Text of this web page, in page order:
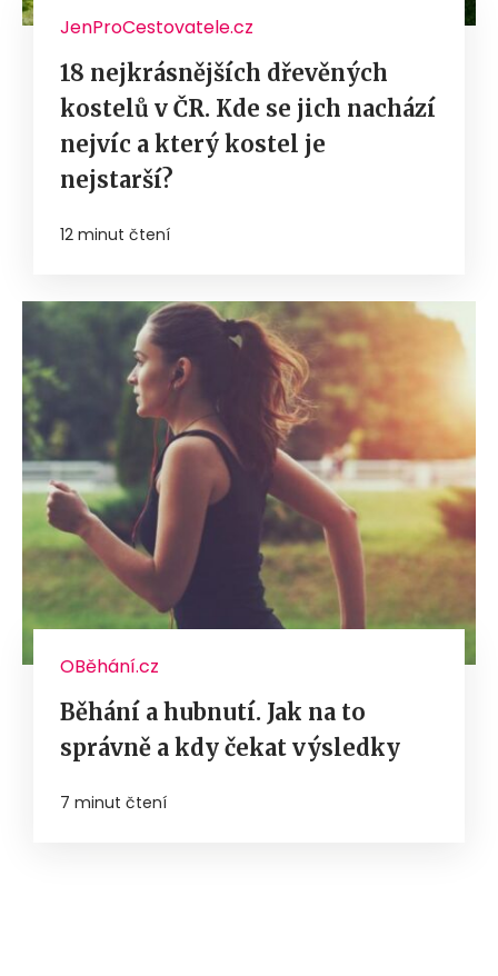
JenProCestovatele.cz
18 nejkrásnějších dřevěných
kostelů v ČR. Kde se jich nachází
nejvíc a který kostel je
nejstarší?
12 minut čtení
OBěhání.cz
Běhání a hubnutí. Jak na to
správně a kdy čekat výsledky
7 minut čtení